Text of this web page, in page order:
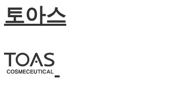
토아스